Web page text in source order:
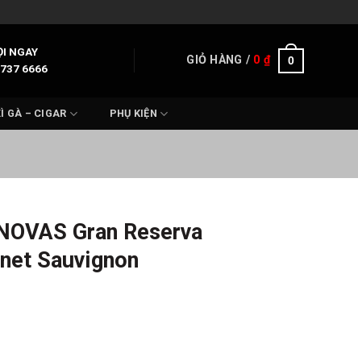
NGAY
6666
GIỎ HÀNG / 0₫ 0
GÀ – CIGAR PHỤ KIỆN
Gran Reserva
Sauvignon